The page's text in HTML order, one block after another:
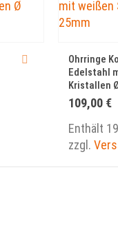
Ohrringe
Edelstahl
Kristallen
109,00 €
Enthält
zzgl.